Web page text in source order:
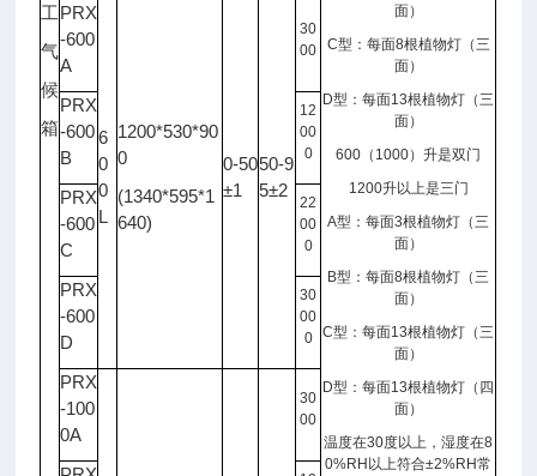
工
气
候
箱
面）
C型：每面8根植物灯（三
面）
D型：每面13根植物灯（三
面）
600 （ 1000）升是双门
1200升以上是三门
A型：每面3根植物灯（三
面）
B型：每面8根植物灯（三
面）
C型：每面13根植物灯（三
面）
D型：每面13根植物灯（四
面）
温度在30度以上，湿度在8
0%RH 以上符合±2%RH常
PRX
-600
A
6
0
0
L
1200*530*90
0
(1340*595*1
640)
0-50
±1
50-9
5±2
30
00
PRX
-600
B
12
00
0
PRX
-600
C
22
00
0
PRX
-600
D
30
00
0
PRX
-100
0A
30
00